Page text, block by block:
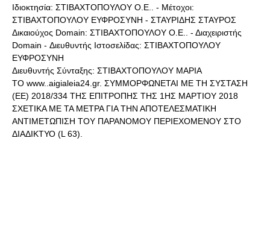
Ιδιοκτησία: ΣΤΙΒΑΧΤΟΠΟΥΛΟΥ Ο.Ε.. - Μέτοχοι:
ΣΤΙΒΑΧΤΟΠΟΥΛΟΥ ΕΥΦΡΟΣΥΝΗ - ΣΤΑΥΡΙΔΗΣ ΣΤΑΥΡΟΣ
Δικαιούχος Domain: ΣΤΙΒΑΧΤΟΠΟΥΛΟΥ Ο.Ε.. - Διαχειριστής
Domain - Διευθυντής Ιστοσελίδας: ΣΤΙΒΑΧΤΟΠΟΥΛΟΥ
ΕΥΦΡΟΣΥΝΗ
Διευθυντής Σύνταξης: ΣΤΙΒΑΧΤΟΠΟΥΛΟΥ ΜΑΡΙΑ
ΤΟ www..aigialeia24.gr. ΣΥΜΜΟΡΦΩΝΕΤΑΙ ΜΕ ΤΗ ΣΥΣΤΑΣΗ
(ΕΕ) 2018/334 ΤΗΣ ΕΠΙΤΡΟΠΗΣ ΤΗΣ 1ΗΣ ΜΑΡΤΙΟΥ 2018
ΣΧΕΤΙΚΑ ΜΕ ΤΑ ΜΕΤΡΑ ΓΙΑ ΤΗΝ ΑΠΟΤΕΛΕΣΜΑΤΙΚΗ
ΑΝΤΙΜΕΤΩΠΙΣΗ ΤΟΥ ΠΑΡΑΝΟΜΟΥ ΠΕΡΙΕΧΟΜΕΝΟΥ ΣΤΟ
ΔΙΑΔΙΚΤΥΟ (L 63).